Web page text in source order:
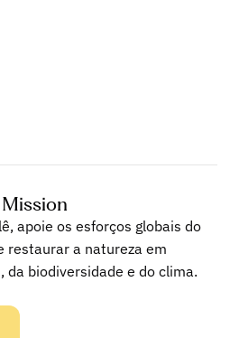
apoie os esforços globais do
restaurar a natureza em
da biodiversidade e do clima.